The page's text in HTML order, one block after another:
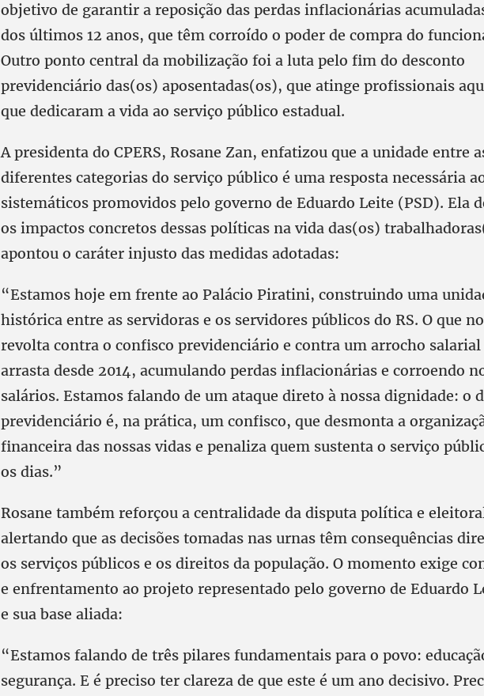
objetivo de garantir a reposição das perdas inflacionárias
dos últimos 12 anos, que têm corroído o poder de compra do
Outro ponto central da mobilização foi a luta pelo fim do desconto
previdenciário das(os) aposentadas(os), que atinge profissionais
que dedicaram a vida ao serviço público estadual.
A presidenta do CPERS, Rosane Zan, enfatizou que a unidade entre
diferentes categorias do serviço público é uma resposta necessária
sistemáticos promovidos pelo governo de Eduardo Leite (PSD). Ela
os impactos concretos dessas políticas na vida das(os)
apontou o caráter injusto das medidas adotadas:
“Estamos hoje em frente ao Palácio Piratini, construindo uma
histórica entre as servidoras e os servidores públicos do RS. O que
revolta contra o confisco previdenciário e contra um arrocho salarial
arrasta desde 2014, acumulando perdas inflacionárias e corroendo
salários. Estamos falando de um ataque direto à nossa dignidade: o
previdenciário é, na prática, um confisco, que desmonta a
financeira das nossas vidas e penaliza quem sustenta o serviço
os dias.”
Rosane também reforçou a centralidade da disputa política e
alertando que as decisões tomadas nas urnas têm consequências
os serviços públicos e os direitos da população. O momento exige
e enfrentamento ao projeto representado pelo governo de Eduardo
e sua base aliada:
“Estamos falando de três pilares fundamentais para o povo:
segurança. E é preciso ter clareza de que este é um ano decisivo.